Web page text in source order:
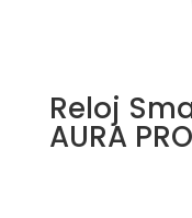
Reloj
AURA PRO